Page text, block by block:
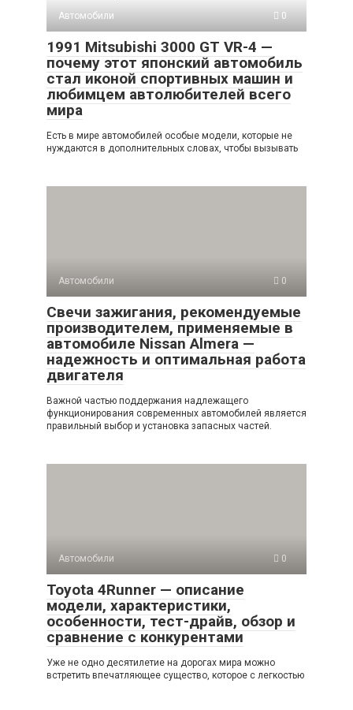
Автомобили
0
1991 Mitsubishi 3000 GT VR-4 —
почему этот японский автомобиль
стал иконой спортивных машин и
любимцем автолюбителей всего
мира
Есть в мире автомобилей особые модели, которые не
нуждаются в дополнительных словах, чтобы вызывать
Автомобили 0
Свечи зажигания, рекомендуемые
производителем, применяемые в
автомобиле Nissan Almera —
надежность и оптимальная работа
двигателя
Важной частью поддержания надлежащего
функционирования современных автомобилей является
правильный выбор и установка запасных частей.
Автомобили 0
Toyota 4Runner — описание
модели, характеристики,
особенности, тест-драйв, обзор и
сравнение с конкурентами
Уже не одно десятилетие на дорогах мира можно
встретить впечатляющее существо, которое с легкостью